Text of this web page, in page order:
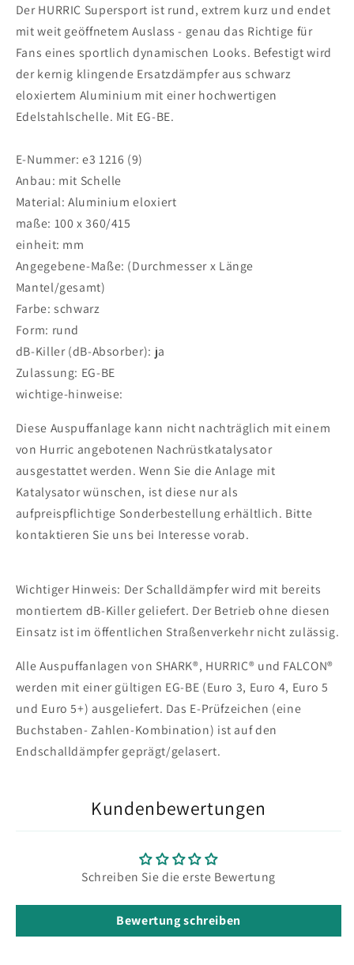
für
Honda
CBR900RR
2002-
2003
für
Honda
CBR900RR
2002-
Der HURRIC Supersport ist rund, extrem kurz und endet
mit weit geöffnetem Auslass - genau das Richtige für
Fans eines sportlich dynamischen Looks. Befestigt wird
der kernig klingende Ersatzdämpfer aus schwarz
eloxiertem Aluminium mit einer hochwertigen
Edelstahlschelle. Mit EG-BE.
E-Nummer: e3 1216 (9)
Anbau: mit Schelle
Material: Aluminium eloxiert
maße: 100 x 360/415
einheit: mm
Angegebene-Maße: (Durchmesser x Länge
Mantel/gesamt)
Farbe: schwarz
Form: rund
dB-Killer (dB-Absorber): ja
Zulassung: EG-BE
wichtige-hinweise:
Diese Auspuffanlage kann nicht nachträglich mit einem
von Hurric angebotenen Nachrüstkatalysator
ausgestattet werden. Wenn Sie die Anlage mit
Katalysator wünschen, ist diese nur als
aufpreispflichtige Sonderbestellung erhältlich. Bitte
kontaktieren Sie uns bei Interesse vorab.
Wichtiger Hinweis: Der Schalldämpfer wird mit bereits
montiertem dB-Killer geliefert. Der Betrieb ohne diesen
Einsatz ist im öffentlichen Straßenverkehr nicht zulässig.
Alle Auspuffanlagen von SHARK®, HURRIC® und FALCON®
werden mit einer gültigen EG-BE (Euro 3, Euro 4, Euro 5
und Euro 5+) ausgeliefert. Das E-Prüfzeichen (eine
Buchstaben- Zahlen-Kombination) ist auf den
Endschalldämpfer geprägt/gelasert.
Kundenbewertungen
Schreiben Sie die erste Bewertung
Bewertung schreiben